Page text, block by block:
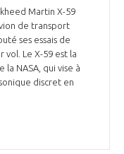
Martin X-59
de transport
ses essais de
vol. Le X-59 est la
la NASA, qui vise à
discret en